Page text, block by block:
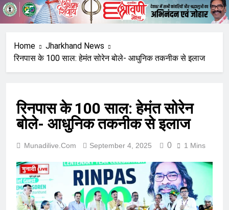
Home
Jharkhand News
रिनपास के 100 साल: हेमंत सोरेन बोले- आधुनिक तकनीक से इलाज
रिनपास के 100 साल: हेमंत सोरेन
बोले- आधुनिक तकनीक से इलाज
Munadilive.com September 4, 2025 0 1 Mins